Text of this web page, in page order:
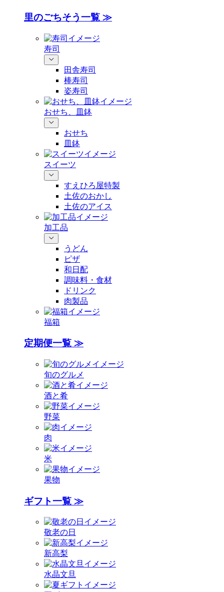
里のごちそう一覧 ≫
寿司
田舎寿司
棒寿司
姿寿司
おせち、皿鉢
おせち
皿鉢
スイーツ
すえひろ屋特製
土佐のおかし
土佐のアイス
加工品
うどん
ピザ
和日配
調味料・食材
ドリンク
肉製品
福箱
定期便一覧 ≫
旬のグルメ
酒と肴
野菜
肉
米
果物
ギフト一覧 ≫
敬老の日
新高梨
水晶文旦